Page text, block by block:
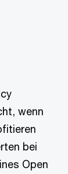
wenn
bei
Open